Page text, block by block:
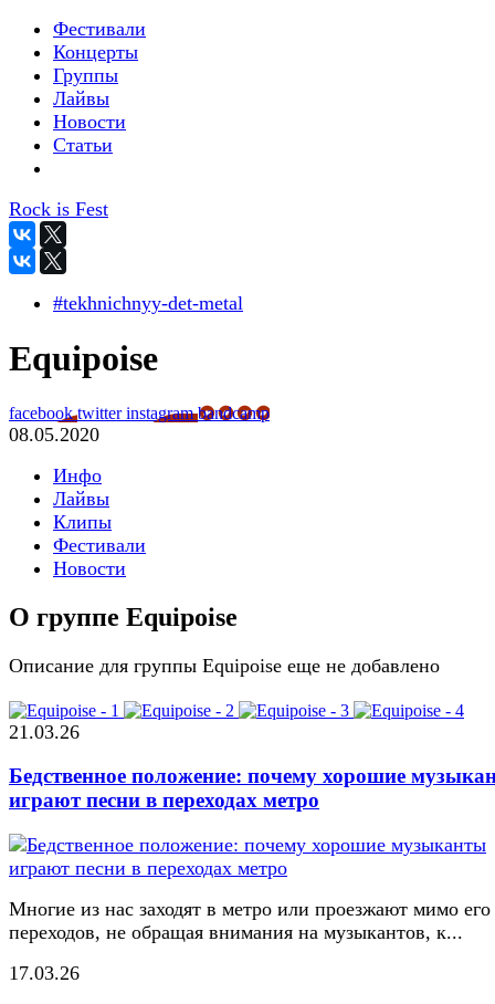
Фестивали
Концерты
Группы
Лайвы
Новости
Статьи
Rock is Fest
#tekhnichnyy-det-metal
Equipoise
facebooktwitterinstagrambandcamp
08.05.2020
Инфо
Лайвы
Клипы
Фестивали
Новости
О группе Equipoise
Описание для группы Equipoise еще не добавлено
21.03.26
Бедственное положение: почему хорошие
играют песни в переходах метро
Многие из нас заходят в метро или проезжают мимо его
переходов, не обращая внимания на музыкантов, к...
17.03.26